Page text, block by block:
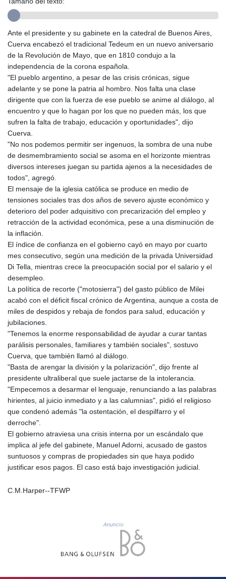
ETB 161.161277
EUR 0.866017
FJD 2.211503
FKP 0.742819
GBP 0.742815
GGP 0.742819
GHS 11.707393
GIP 0.742819
GMD 73.496482
GNF
GTQ 7.616295
GYD 208.881351
HKD 7.84372
HRK 6.523803
HTG 130.551217
HUF 313.870984
IDR 17907
IMP 0.742819
INR 95.19655
IQD
IRR
1374799.999626
ISK 122.78976
JMD 158.672337
JOD 0.708983
KES 129.397493
KGS 87.45026
KHR
4046.845459
KMF 427.00012
1419.980153
KWD 0.30915
KYD 0.832154
KZT 468.574643
Ante el presidente y su gabinete en la catedral de Buenos Aires,
Cuerva encabezó el tradicional Tedeum en un nuevo aniversario
de la Revolución de Mayo, que en 1810 condujo a la
independencia de la corona española.
"El pueblo argentino, a pesar de las crisis crónicas, sigue
adelante y se pone la patria al hombro. Nos falta una clase
dirigente que con la fuerza de ese pueblo se anime al diálogo, al
encuentro y que lo hagan por los que no pueden más, los que
sufren la falta de trabajo, educación y oportunidades", dijo
Cuerva.
"No nos podemos permitir ser ingenuos, la sombra de una nube
de desmembramiento social se asoma en el horizonte mientras
diversos intereses juegan su partida ajenos a la necesidades de
todos", agregó.
El mensaje de la iglesia católica se produce en medio de
tensiones sociales tras dos años de severo ajuste económico y
deterioro del poder adquisitivo con precarización del empleo y
retracción de la actividad económica, pese a una disminución de
la inflación.
El índice de confianza en el gobierno cayó en mayo por cuarto
mes consecutivo, según una medición de la privada Universidad
Di Tella, mientras crece la preocupación social por el salario y el
desempleo.
La política de recorte ("motosierra") del gasto público de Milei
acabó con el déficit fiscal crónico de Argentina, aunque a costa de
miles de despidos y rebaja de fondos para salud, educación y
jubilaciones.
"Tenemos la enorme responsabilidad de ayudar a curar tantas
parálisis personales, familiares y también sociales", sostuvo
Cuerva, que también llamó al diálogo.
"Basta de arengar la división y la polarización", dijo frente al
presidente ultraliberal que suele jactarse de la intolerancia.
"Empecemos a desarmar el lenguaje, renunciando a las palabras
hirientes, al juicio inmediato y a las calumnias", pidió el religioso
que condenó además "la ostentación, el despilfarro y el
derroche".
El gobierno atraviesa una crisis interna por un escándalo que
implica al jefe del gabinete, Manuel Adorni, acusado de gastos
suntuosos y compras de propiedades sin que haya podido
justificar esos pagos. El caso está bajo investigación judicial.
C.M.Harper--TFWP
Anuncio